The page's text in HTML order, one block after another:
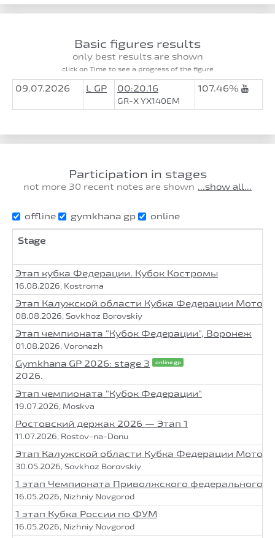
Basic figures results
only best results are shown
click on Time to see a progress of the figure
09.07.2026 L GP 00:20.16
GR-X YX140EM
107.46%
Participation in stages
not more 30 recent notes are shown ...show all...
offline gymkhana gp online
Stage
Этап кубка Федерации. Кубок Костромы
16.08.2026, Kostroma
Этап Калужской области Кубка Федерации
08.08.2026, Sovkhoz Borovskiy
Этап чемпионата "Кубок Федерации", Воронеж
01.08.2026, Voronezh
Gymkhana GP 2026: stage 3 online gp
2026.
Этап чемпионата "Кубок Федерации"
19.07.2026, Moskva
Ростовский держак 2026 — Этап 1
11.07.2026, Rostov-na-Donu
Этап Калужской области Кубка Федерации
30.05.2026, Sovkhoz Borovskiy
1 этап Чемпионата Приволжского федерального
16.05.2026, Nizhniy Novgorod
1 этап Кубка России по ФУМ
16.05.2026, Nizhniy Novgorod